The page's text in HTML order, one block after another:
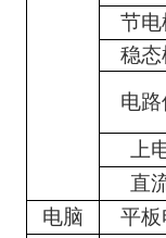
节电
稳态
电
上
直
电脑
平板